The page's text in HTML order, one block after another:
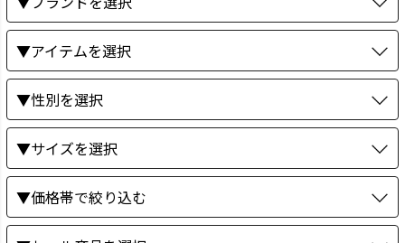
▼アイテムを選択
▼性別を選択
▼サイズを選択
▼価格帯で絞り込む